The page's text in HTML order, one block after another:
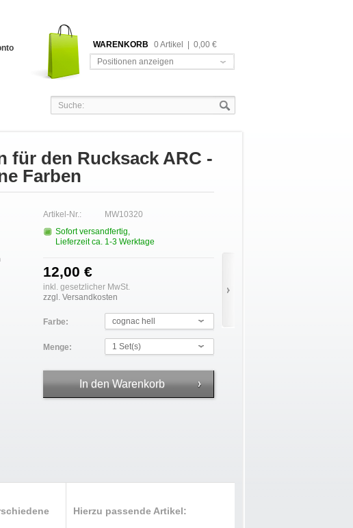
WARENKORB 0 Artikel
0,00 €
Positionen anzeigen
für den Rucksack ARC -
Farben
Artikel-Nr.:
MW10320
Sofort versandfertig,
Lieferzeit ca. 1-3 Werktage
12,00 €
inkl. gesetzlicher MwSt.
zzgl. Versandkosten
Farbe: cognac hell
Menge: 1 Set(s)
Hierzu passende Artikel: